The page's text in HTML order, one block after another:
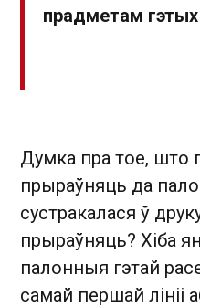
прадметам
Думка пра тое, што
прыраўняць да
сустракалася ў
прыраўняць? Хіба
палонныя гэтай
самай першай лініі